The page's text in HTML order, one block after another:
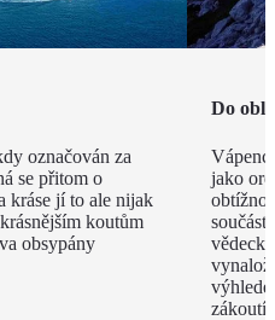
označován za
se přitom o
kráse jí to ale nijak
koutům
obsypány
Do
jako